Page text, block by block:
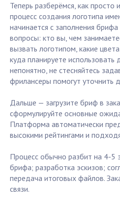
Теперь разберёмся, как просто
процесс создания логотипа
начинается с заполнения
вопросы: кто вы, чем
вызвать логотипом, какие
куда планируете использовать
непонятно, не стесняйтесь
фрилансеры помогут уточнить
Дальше — загрузите бриф в
сформулируйте основные
Платформа автоматически
высокими рейтингами и
Процесс обычно разбит на 4-5
брифа; разработка эскизов;
передача итоговых файлов.
связи.